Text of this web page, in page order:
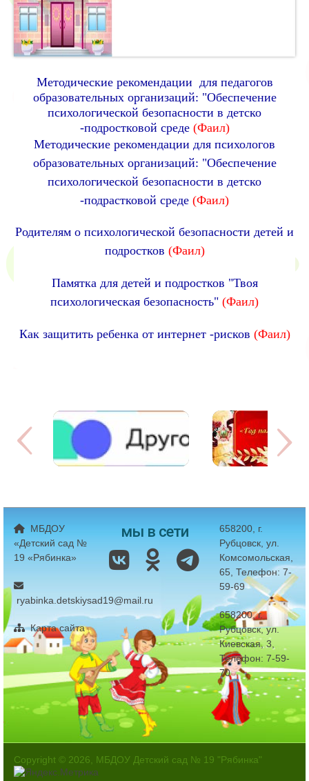
Методические рекомендации для педагогов
образовательных организаций: "Обеспечение
психологической безопасности в детско
-подростковой среде (Фаил)
Методические рекомендации для психологов
образовательных организаций: "Обеспечение
психологической безопасности в детско
-подрастковой среде (Фаил)
Родителям о психологической безопасности детей и
подростков (Фаил)
Памятка для детей и подростков "Твоя
психологическая безопасность" (Фаил)
Как защитить ребенка от интернет -рисков (Фаил)
МБДОУ
«Детский сад №
19 «Рябинка»
ryabinka.detskiysad19@mail.ru
Карта сайта
мы в сети
658200, г.
Рубцовск, ул.
Комсомольская,
65, Телефон: 7-
59-69
658200, г.
Рубцовск, ул.
Киевская, 3,
Телефон: 7-59-
70
Copyright © 2026, МБДОУ Детский сад № 19 "Рябинка"